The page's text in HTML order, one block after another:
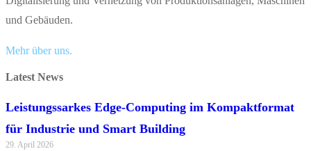
und Gebäuden.
Mehr über uns.
Latest News
Leistungssarkes Edge-Computing im Kompaktformat
für Industrie und Smart Building
29. April 2026